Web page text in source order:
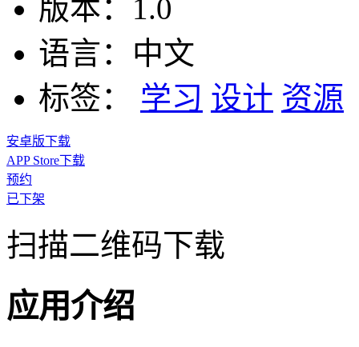
版本： 1.0
语言： 中文
标签：
学习 设计 资源
安卓版下载
APP Store下载
预约
已下架
扫描二维码下载
应用介绍